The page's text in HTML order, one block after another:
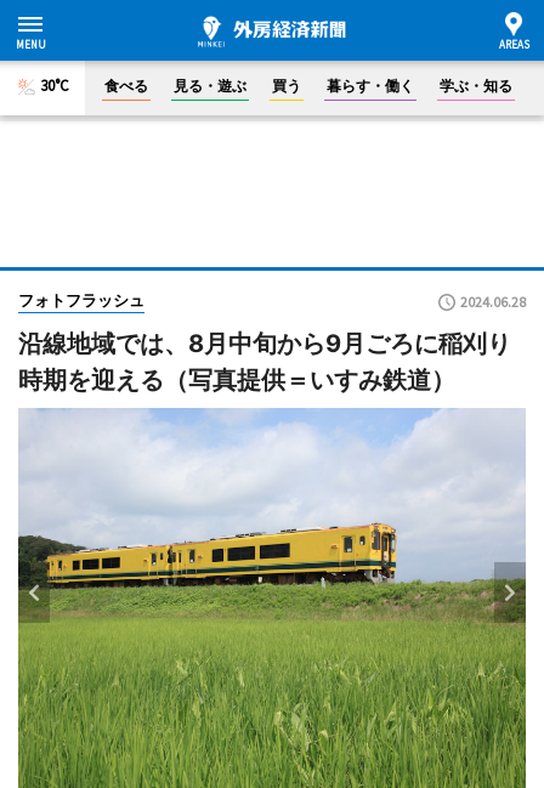
30°C 食べる 見る・遊ぶ 買う 暮らす・働く 学ぶ・知る
フォトフラッシュ 2024.06.28
沿線地域では、8月中旬から9月ごろに稲刈り
時期を迎える（写真提供＝いすみ鉄道）